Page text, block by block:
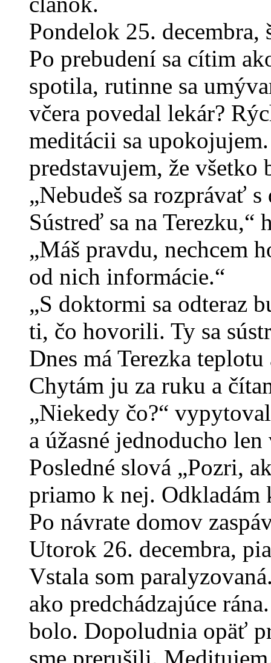
Pondelok 25.
Po prebudení sa cítim
spotila, rutinne sa
včera povedal lekár?
meditácii sa
predstavujem, že všetko
„Nebudeš sa rozprávať
Sústreď sa na Terezku,“
„Máš pravdu, nechcem
od nich informácie.“
„S doktormi sa odteraz
ti, čo hovorili. Ty sa
Dnes má Terezka
Chytám ju za ruku a
„Niekedy čo?“
a úžasné jednoducho
Posledné slová „Pozri,
priamo k nej. Odkladám
Po návrate domov
Utorok 26. decembra,
Vstala som
ako predchádzajúce
bolo. Dopoludnia opäť
sme prerušili.